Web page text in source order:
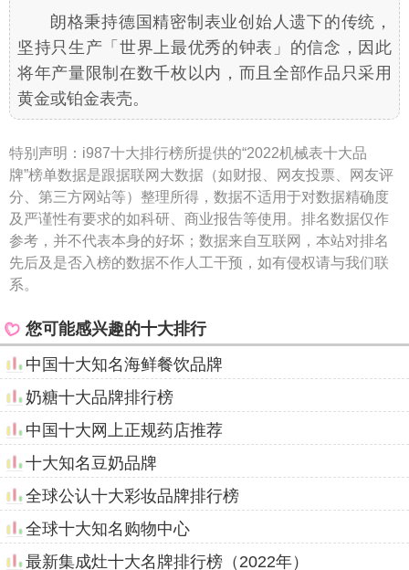
朗格秉持德国精密制表业创始人遗下的传统，
坚持只生产「世界上最优秀的钟表」的信念，因此
将年产量限制在数千枚以内，而且全部作品只采用
黄金或铂金表壳。
特别声明： i987十大排行榜所提供的“2022机械表十大品
牌”榜单数据是跟据联网大数据（如财报、网友投票、网友评
分、第三方网站等）整理所得，数据不适用于对数据精确度
及严谨性有要求的如科研、商业报告等使用。排名数据仅作
参考，并不代表本身的好坏；数据来自互联网，本站对排名
先后及是否入榜的数据不作人工干预，如有侵权请与我们联
系。
您可能感兴趣的十大排行
中国十大知名海鲜餐饮品牌
奶糖十大品牌排行榜
中国十大网上正规药店推荐
十大知名豆奶品牌
全球公认十大彩妆品牌排行榜
全球十大知名购物中心
最新集成灶十大名牌排行榜（2022年）